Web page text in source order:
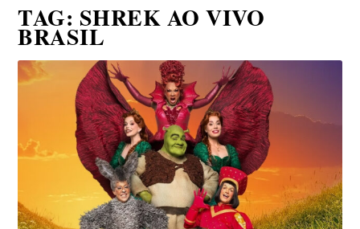
TAG: SHREK AO VIVO
BRASIL